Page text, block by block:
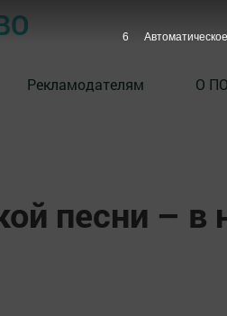
Рекламодателям О
песни –
5